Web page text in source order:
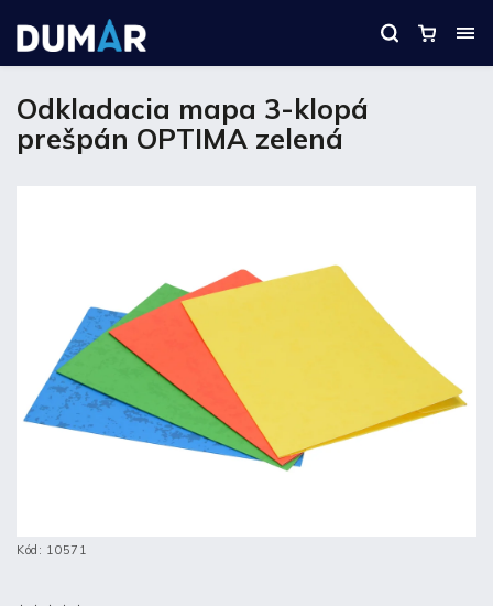
Odkladacia mapa 3-klopá
prešpán OPTIMA zelená
Kód: 10571